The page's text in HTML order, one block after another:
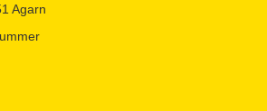
Agarn